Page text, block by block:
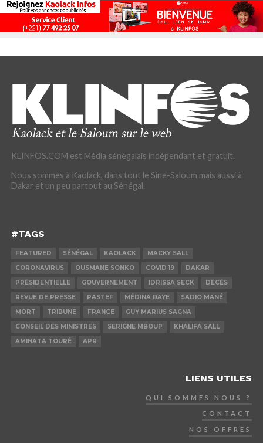
KLINFOS.COM est Média sénégalais indépendant et gratuit.
Nous sommes à Kaolack, dans tout le Sine-Saloum mais aussi à
Dakar et un peu partout au Sénégal.
#TAGS
FEATURED SÉNÉGAL KAOLACK
MACKY SALL
CORONAVIRUS
OUSMANE SONKO COVID 19
DAKAR
PRÉSIDENTIELLE
GOUVERNEMENT IDRISSA SECK
DÉCÈS
REVUE DE PRESSE
PASTEF MÉDINA BAYE
SADIO MANÉ
MORT
TRIBUNE FRANCE
GUY MARIUS SAGNA
CONSEIL DES MINISTRES
SERIGNE MBOUP
KHALIFA SALL
AMINATA TOURÉ
APR
LIENS UTILES
QUI SOMMES NOUS ?
CONTACT
NOS OFFRES